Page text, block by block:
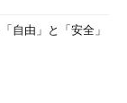
自由」と「安全」